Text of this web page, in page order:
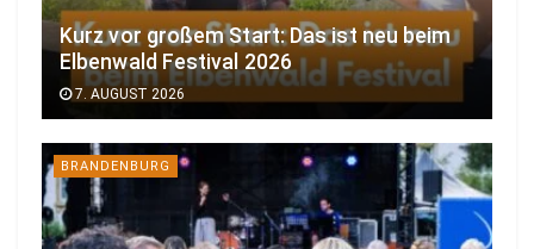
Kurz vor großem Start: Das ist neu beim
Elbenwald Festival 2026
7. AUGUST 2026
BRANDENBURG